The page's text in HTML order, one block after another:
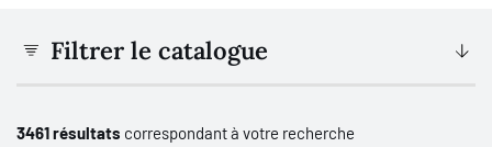
Filtrer le catalogue
3461 résultats correspondant à votre recherche